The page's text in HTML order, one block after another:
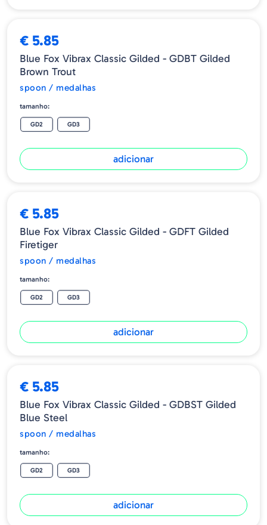
GD2 6g
GD3 8g
€ 5.85
Blue Fox Vibrax Classic Gilded - GDBT Gilded
Brown Trout
spoon / medalhas
tamanho:
GD2 GD3
adicionar
€ 5.85
Blue Fox Vibrax Classic Gilded - GDFT Gilded
Firetiger
spoon / medalhas
tamanho:
GD2 GD3
adicionar
€ 5.85
Blue Fox Vibrax Classic Gilded - GDBST Gilded
Blue Steel
spoon / medalhas
tamanho:
GD2 GD3
adicionar